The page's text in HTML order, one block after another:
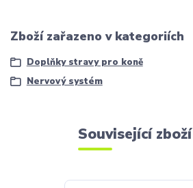
Zboží zařazeno v kategoriích
Doplňky stravy pro koně
Nervový systém
Související zboží